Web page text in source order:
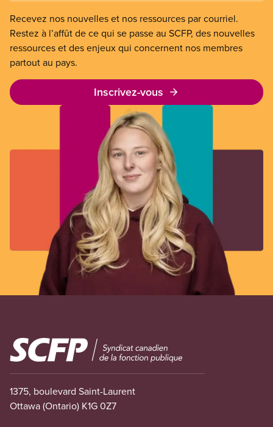
Recevez nos nouvelles et nos ressources par courriel.
Restez à l’affût de ce qui se passe au SCFP, des nouvelles
ressources et des enjeux qui concernent nos membres
partout au pays.
Inscrivez-vous
Image
1375, boulevard Saint-Laurent
Ottawa (Ontario) K1G 0Z7